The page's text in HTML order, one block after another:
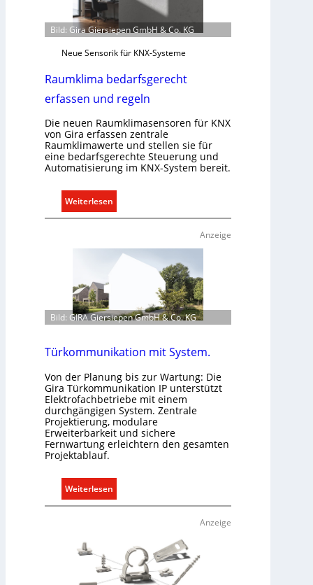
Bild: Gira Giersiepen GmbH & Co. KG
Neue Sensorik für KNX-Systeme
Raumklima bedarfsgerecht
erfassen und regeln
Die neuen Raumklimasensoren für KNX
von Gira erfassen zentrale
Raumklimawerte und stellen sie für
eine bedarfsgerechte Steuerung und
Automatisierung im KNX-System bereit.
Weiterlesen
R
m
m
b
d
a
r
f
s
g
r
c
r
Anzeige
Bild: GIRA Giersiepen GmbH & Co. KG
Türkommunikation mit System.
Von der Planung bis zur Wartung: Die
Gira Türkommunikation IP unterstützt
Elektrofachbetriebe mit einem
durchgängigen System. Zentrale
Projektierung, modulare
Erweiterbarkeit und sichere
Fernwartung erleichtern den gesamten
Projektablauf.
Weiterlesen
T
o
m
Anzeige